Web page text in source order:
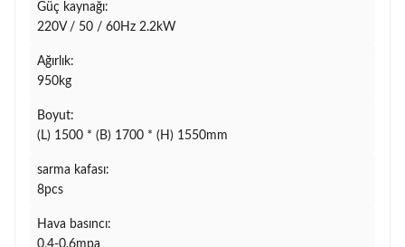
Güç kaynağı:
220V / 50 / 60Hz 2.2kW
Ağırlık:
950kg
Boyut:
(L) 1500 * (B) 1700 * (H) 1550mm
sarma kafası:
8pcs
Hava basıncı:
0,4-0.6mpa